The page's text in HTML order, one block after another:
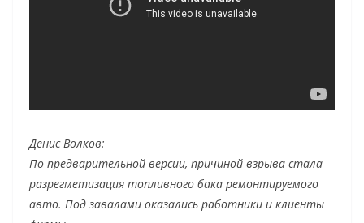
Денис Волков:
По предварительной версии, причиной взрыва стала
разрегметизация топливного бака ремонтируемого
авто. Под завалами оказались работники и клиенты